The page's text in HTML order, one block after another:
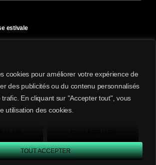
cookies pour améliorer votre expérience de
des publicités ou du contenu personnalisés
En cliquant sur "Accepter tout", vous
utilisation des cookies.
TOUT ACCEPTER
FM keyboard_arrow_right
estivale
– mardi 28 juillet